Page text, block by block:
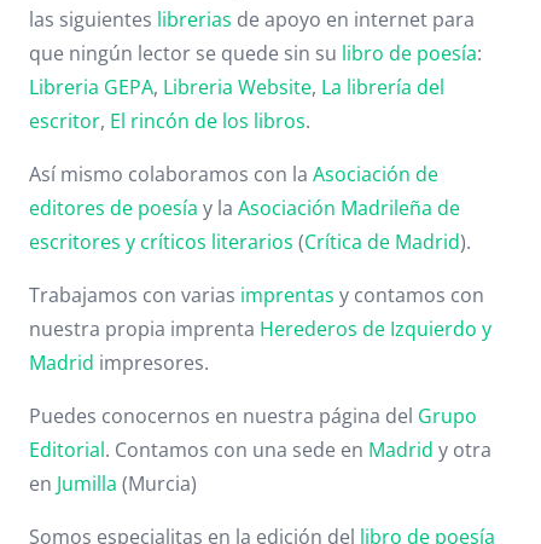
las siguientes librerias de apoyo en internet para
que ningún lector se quede sin su libro de poesía:
Libreria GEPA, Libreria Website, La librería del
escritor, El rincón de los libros.
Así mismo colaboramos con la Asociación de
editores de poesía y la Asociación Madrileña de
escritores y críticos literarios (Crítica de Madrid).
Trabajamos con varias imprentas y contamos con
nuestra propia imprenta Herederos de Izquierdo y
Madrid impresores.
Puedes conocernos en nuestra página del Grupo
Editorial. Contamos con una sede en Madrid y otra
en Jumilla (Murcia)
Somos especialitas en la edición del libro de poesía